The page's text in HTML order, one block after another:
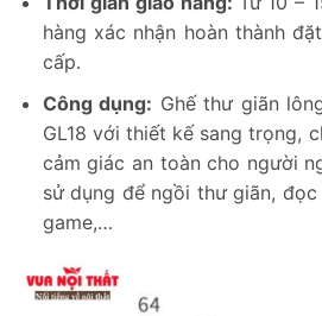
hàng xác nhận hoàn thành
cấp.
Công dụng: Ghế thư giãn
GL18 với thiết kế sang trọng,
cảm giác an toàn cho người
sử dụng để ngồi thư giãn,
game,…